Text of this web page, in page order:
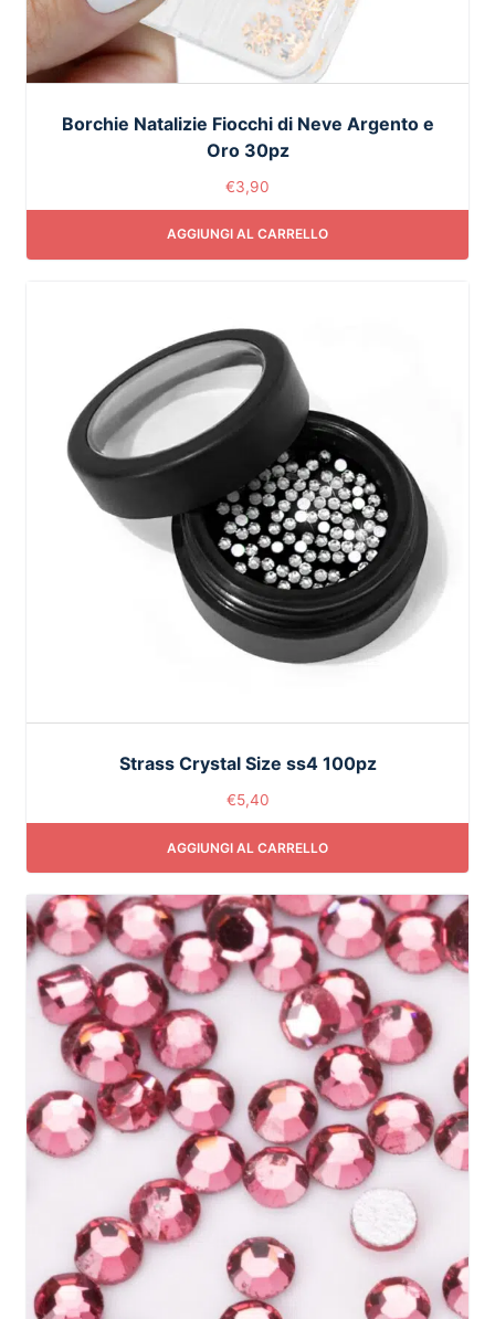
Borchie Natalizie Fiocchi di Neve Argento e
Oro 30pz
€3,90
AGGIUNGI AL CARRELLO
Strass Crystal Size ss4 100pz
€5,40
AGGIUNGI AL CARRELLO